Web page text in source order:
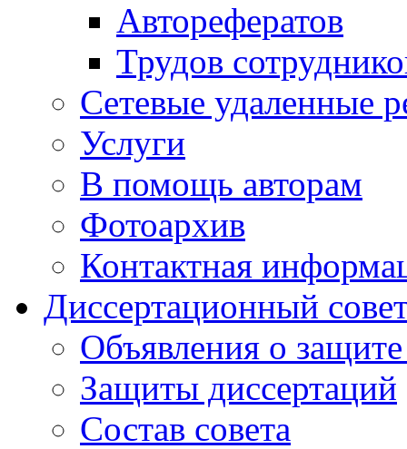
Авторефератов
Трудов
Сетевые удаленные
Услуги
В помощь авторам
Фотоархив
Контактная
Диссертационный
Объявления о
Защиты диссертаций
Состав совета